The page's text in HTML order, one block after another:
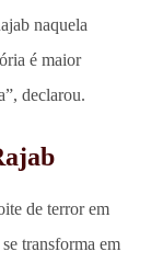
naquela
é maior
declarou.
de terror em
transforma em